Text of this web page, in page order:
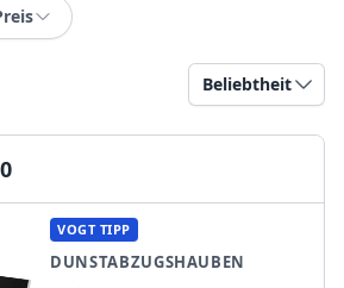
Beliebtheit
VOGT TIPP
DUNSTABZUGSHAUBEN